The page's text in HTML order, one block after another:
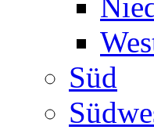
Süd